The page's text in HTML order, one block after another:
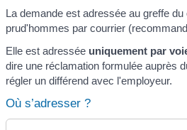
La demande est adressée au greffe du
prud'hommes par courrier
Elle est adressée uniquement par
dire une réclamation formulée auprès
régler un différend avec l'employeur.
Où s’adresser ?